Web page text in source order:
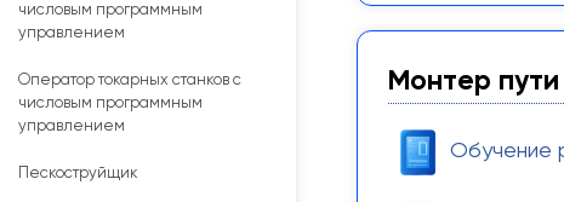
числовым программным
управлением
Оператор токарных станков с
числовым программным
управлением
Пескоструйщик
Монтер
Обучение